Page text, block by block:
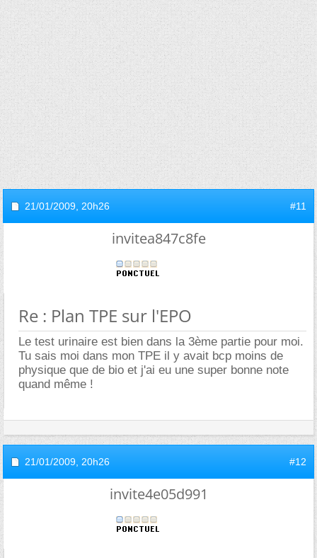
21/01/2009, 20h26 #11
invitea847c8fe
Re : Plan TPE sur l'EPO
Le test urinaire est bien dans la 3ème partie pour moi.
Tu sais moi dans mon TPE il y avait bcp moins de
physique que de bio et j'ai eu une super bonne note
quand même !
21/01/2009, 20h26 #12
invite4e05d991